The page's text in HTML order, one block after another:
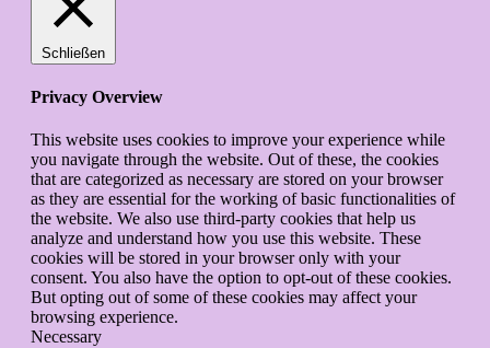
Schließen
Privacy Overview
This website uses cookies to improve your experience while
you navigate through the website. Out of these, the cookies
that are categorized as necessary are stored on your browser
as they are essential for the working of basic functionalities of
the website. We also use third-party cookies that help us
analyze and understand how you use this website. These
cookies will be stored in your browser only with your
consent. You also have the option to opt-out of these cookies.
But opting out of some of these cookies may affect your
browsing experience.
Necessary